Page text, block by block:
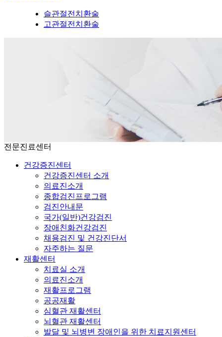
슬관절전치환술
고관절전치환술
전문진료센터
건강증진센터
건강증진센터 소개
의료진소개
종합검진프로그램
검진안내문
국가(일반)건강검진
장애친화건강검진
채용검진 및 건강진단서
자주하는 질문
재활센터
치료실 소개
의료진소개
재활프로그램
공공재활
심혈관 재활센터
뇌혈관 재활센터
발달 및 뇌병변 장애인을 위한 치료지원센터